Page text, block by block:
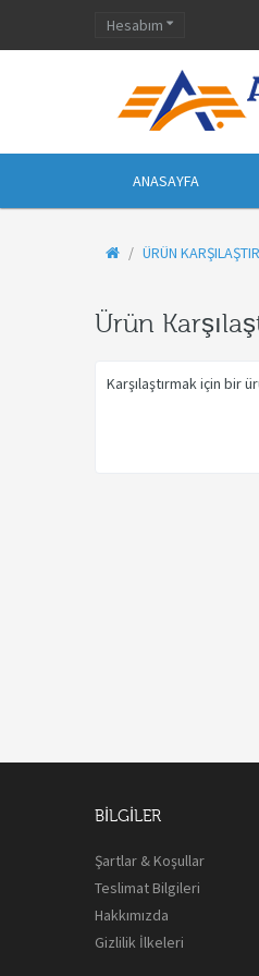
Hesabım
ANASAYFA
ÜRÜN
Ürün
Karşılaştırmak için bir
BILGILER
Şartlar & Koşullar
Teslimat Bilgileri
Hakkımızda
Gizlilik İlkeleri